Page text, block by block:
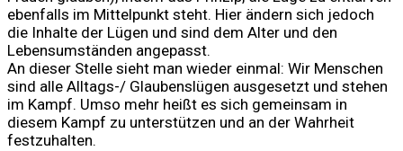
ebenfalls im Mittelpunkt steht. Hier ändern sich jedoch
die Inhalte der Lügen und sind dem Alter und den
Lebensumständen angepasst.
An dieser Stelle sieht man wieder einmal: Wir Menschen
sind alle Alltags-/ Glaubenslügen ausgesetzt und stehen
im Kampf. Umso mehr heißt es sich gemeinsam in
diesem Kampf zu unterstützen und an der Wahrheit
festzuhalten.